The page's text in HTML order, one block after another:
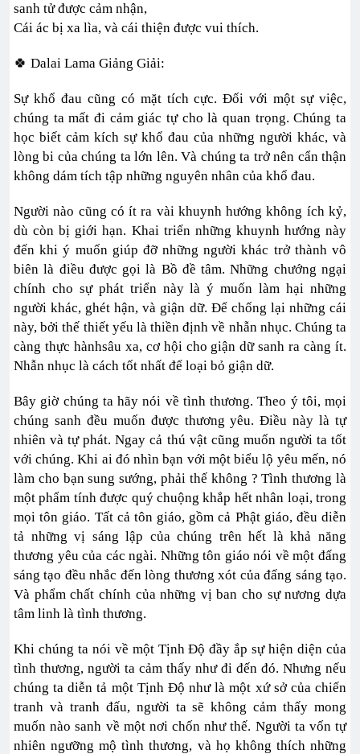
sanh tử được cảm nhận,
Cái ác bị xa lìa, và cái thiện được vui thích.
🍀 Dalai Lama Giảng Giải:
Sự khổ đau cũng có mặt tích cực. Đối với một sự việc,
chúng ta mất đi cảm giác tự cho là quan trọng. Chúng ta
học biết cảm kích sự khổ đau của những người khác, và
lòng bi của chúng ta lớn lên. Và chúng ta trở nên cẩn thận
không dám tích tập những nguyên nhân của khổ đau.
Người nào cũng có ít ra vài khuynh hướng không ích kỷ,
dù còn bị giới hạn. Khai triển những khuynh hướng này
đến khi ý muốn giúp đỡ những người khác trở thành vô
biên là điều được gọi là Bồ đề tâm. Những chướng ngại
chính cho sự phát triển này là ý muốn làm hại những
người khác, ghét hận, và giận dữ. Để chống lại những cái
này, bởi thế thiết yếu là thiền định về nhẫn nhục. Chúng ta
càng thực hànhsâu xa, cơ hội cho giận dữ sanh ra càng ít.
Nhẫn nhục là cách tốt nhất để loại bỏ giận dữ.
Bây giờ chúng ta hãy nói về tình thương. Theo ý tôi, mọi
chúng sanh đều muốn được thương yêu. Điều này là tự
nhiên và tự phát. Ngay cả thú vật cũng muốn người ta tốt
với chúng. Khi ai đó nhìn bạn với một biểu lộ yêu mến, nó
làm cho bạn sung sướng, phải thế không ? Tình thương là
một phẩm tính được quý chuộng khắp hết nhân loại, trong
mọi tôn giáo. Tất cả tôn giáo, gồm cả Phật giáo, đều diễn
tả những vị sáng lập của chúng trên hết là khả năng
thương yêu của các ngài. Những tôn giáo nói về một đấng
sáng tạo đều nhắc đến lòng thương xót của đấng sáng tạo.
Và phẩm chất chính của những vị ban cho sự nương dựa
tâm linh là tình thương.
Khi chúng ta nói về một Tịnh Độ đầy ắp sự hiện diện của
tình thương, người ta cảm thấy như đi đến đó. Nhưng nếu
chúng ta diễn tả một Tịnh Độ như là một xứ sở của chiến
tranh và tranh đấu, người ta sẽ không cảm thấy mong
muốn nào sanh về một nơi chốn như thế. Người ta vốn tự
nhiên ngưỡng mộ tình thương, và họ không thích những